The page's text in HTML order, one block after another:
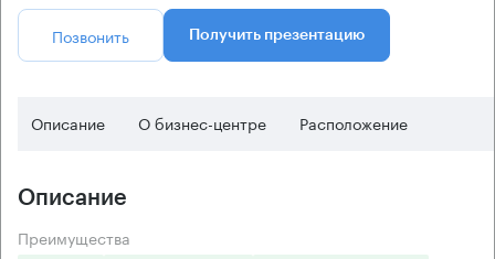
Позвонить Получить презентацию
Описание О бизнес-центре Расположение
Описание
Преимущества